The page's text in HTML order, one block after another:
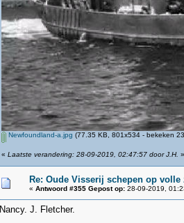
Newfoundland-a.jpg (77.35 KB, 801x534 - bekeken
« Laatste verandering: 28-09-2019, 02:47:57 door J.H. »
Re: Oude Visserij schepen op volle
« Antwoord #355 Gepost op: 28-09-2019,
Nancy. J. Fletcher.